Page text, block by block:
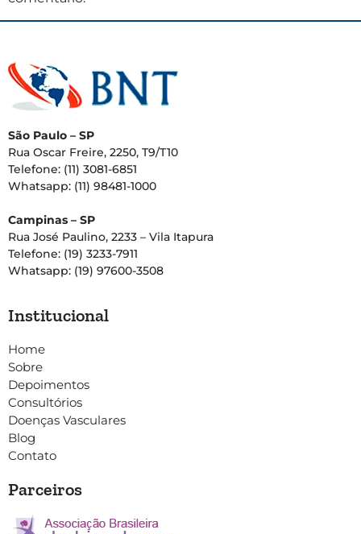
São Paulo – SP
Rua Oscar Freire, 2250, T9/T10
Telefone: (11) 3081-6851
Whatsapp: (11) 98481-1000
Campinas – SP
Rua José Paulino, 2233 – Vila Itapura
Telefone: (19) 3233-7911
Whatsapp: (19) 97600-3508
Institucional
Home
Sobre
Depoimentos
Consultórios
Doenças Vasculares
Blog
Contato
Parceiros